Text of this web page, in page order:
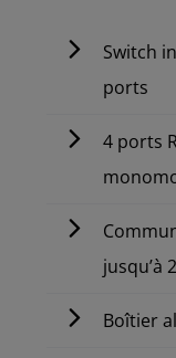
Switch
ports
4 ports
jusqu’à
Boîtier